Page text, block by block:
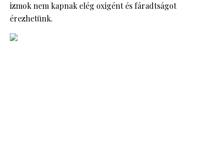
izmok nem kapnak elég oxigént és fáradtságot
érezhetünk.